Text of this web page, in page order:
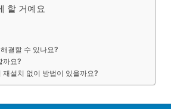
할 거예요
결할 수 있나요?
까요?
설치 없이 방법이 있을까요?